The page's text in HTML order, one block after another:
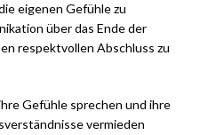
eigenen Gefühle zu
über das Ende der
respektvollen Abschluss zu
Gefühle sprechen und ihre
vermieden